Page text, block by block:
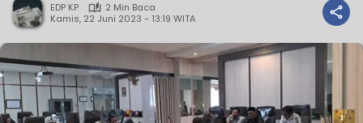
EDP KP
2 Min Baca
Kamis, 22 Juni 2023 - 13:19 WITA